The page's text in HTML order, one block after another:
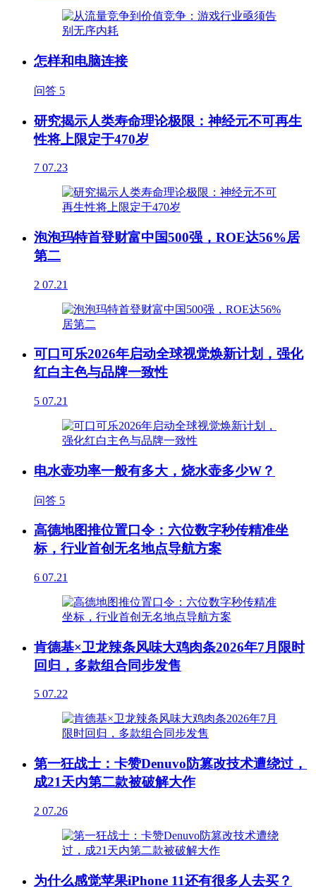
怎样和电脑连接
问答 5
研究揭示人类寿命理论极限：神经元不可再生
性将上限定于470岁
7 07.23
泡泡玛特首登财富中国500强，ROE达56%居
第二
2 07.21
可口可乐2026年启动全球视觉焕新计划，强化
红白主色与品牌一致性
5 07.21
电水壶功率一般有多大，烧水壶多少W？
问答 5
高德地图推位置口令：六位数字秒传精准坐
标，行业首创无名地点导航方案
6 07.21
肯德基×卫龙辣条风味大鸡肉条2026年7月限时
回归，多款组合同步发售
5 07.22
第一狂战士：卡赞Denuvo防篡改技术遭绕过，
成21天内第二款被破解大作
2 07.26
为什么感觉苹果iPhone 11还有很多人去买？